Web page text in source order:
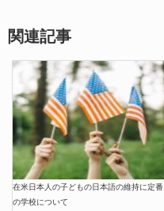
関連記事
在米日本人の子どもの日本語の維持に定番
の学校について